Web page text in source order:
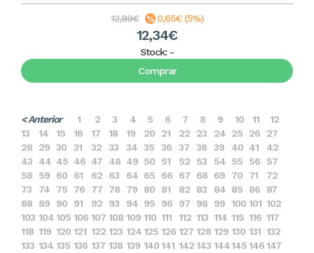
12,99€ 0,65€ (5%)
12,34€
Stock: -
Comprar
< Anterior 1 2 3 4 5 6 7 8 9 10 11
12
13
14 15 16 17 18 19 20 21 22 23 24 25 26
27
28
29 30 31 32 33 34 35 36 37 38 39 40 41
42
43
44 45 46 47 48 49 50 51 52 53 54 55 56
57
58
59 60 61 62 63 64 65 66 67 68 69 70 71
72
73
74 75 76 77 78 79 80 81 82 83 84 85 86
87
88
89 90 91 92 93 94 95 96 97 98 99 100 101 102
103 104105 106 107 108 109 110 111 112 113 114 115 116 117
118 119 120 121 122 123 124125 126 127 128 129 130 131 132
133 134 135 136 137 138 139 140141 142143 144145146147